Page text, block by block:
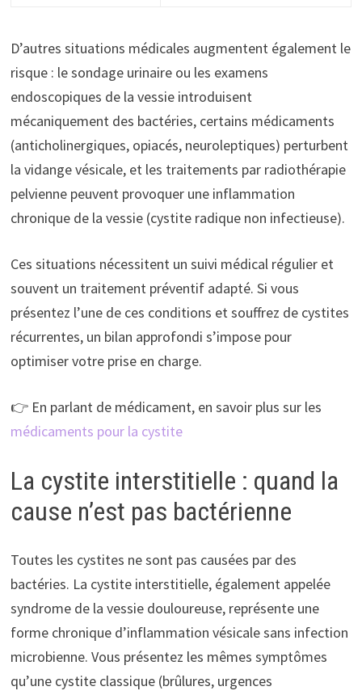
D’autres situations médicales augmentent également le
risque : le sondage urinaire ou les examens
endoscopiques de la vessie introduisent
mécaniquement des bactéries, certains médicaments
(anticholinergiques, opiacés, neuroleptiques) perturbent
la vidange vésicale, et les traitements par radiothérapie
pelvienne peuvent provoquer une inflammation
chronique de la vessie (cystite radique non infectieuse).
Ces situations nécessitent un suivi médical régulier et
souvent un traitement préventif adapté. Si vous
présentez l’une de ces conditions et souffrez de cystites
récurrentes, un bilan approfondi s’impose pour
optimiser votre prise en charge.
👉 En parlant de médicament, en savoir plus sur les
médicaments pour la cystite
La cystite interstitielle : quand la
cause n’est pas bactérienne
Toutes les cystites ne sont pas causées par des
bactéries. La cystite interstitielle, également appelée
syndrome de la vessie douloureuse, représente une
forme chronique d’inflammation vésicale sans infection
microbienne. Vous présentez les mêmes symptômes
qu’une cystite classique (brûlures, urgences